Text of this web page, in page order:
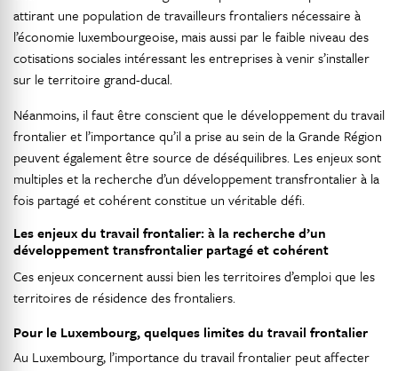
attirant une population de travailleurs frontaliers nécessaire à
l’économie luxembourgeoise, mais aussi par le faible niveau des
cotisations sociales intéressant les entreprises à venir s’installer
sur le territoire grand-ducal.
Néanmoins, il faut être conscient que le développement du travail
frontalier et l’importance qu’il a prise au sein de la Grande Région
peuvent également être source de déséquilibres. Les enjeux sont
multiples et la recherche d’un développement transfrontalier à la
fois partagé et cohérent constitue un véritable défi.
Les enjeux du travail frontalier: à la recherche d’un
développement transfrontalier partagé et cohérent
Ces enjeux concernent aussi bien les territoires d’emploi que les
territoires de résidence des frontaliers.
Pour le Luxembourg, quelques limites du travail frontalier
Au Luxembourg, l’importance du travail frontalier peut affecter